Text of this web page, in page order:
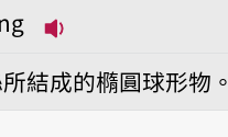
結成的橢圓球形物。